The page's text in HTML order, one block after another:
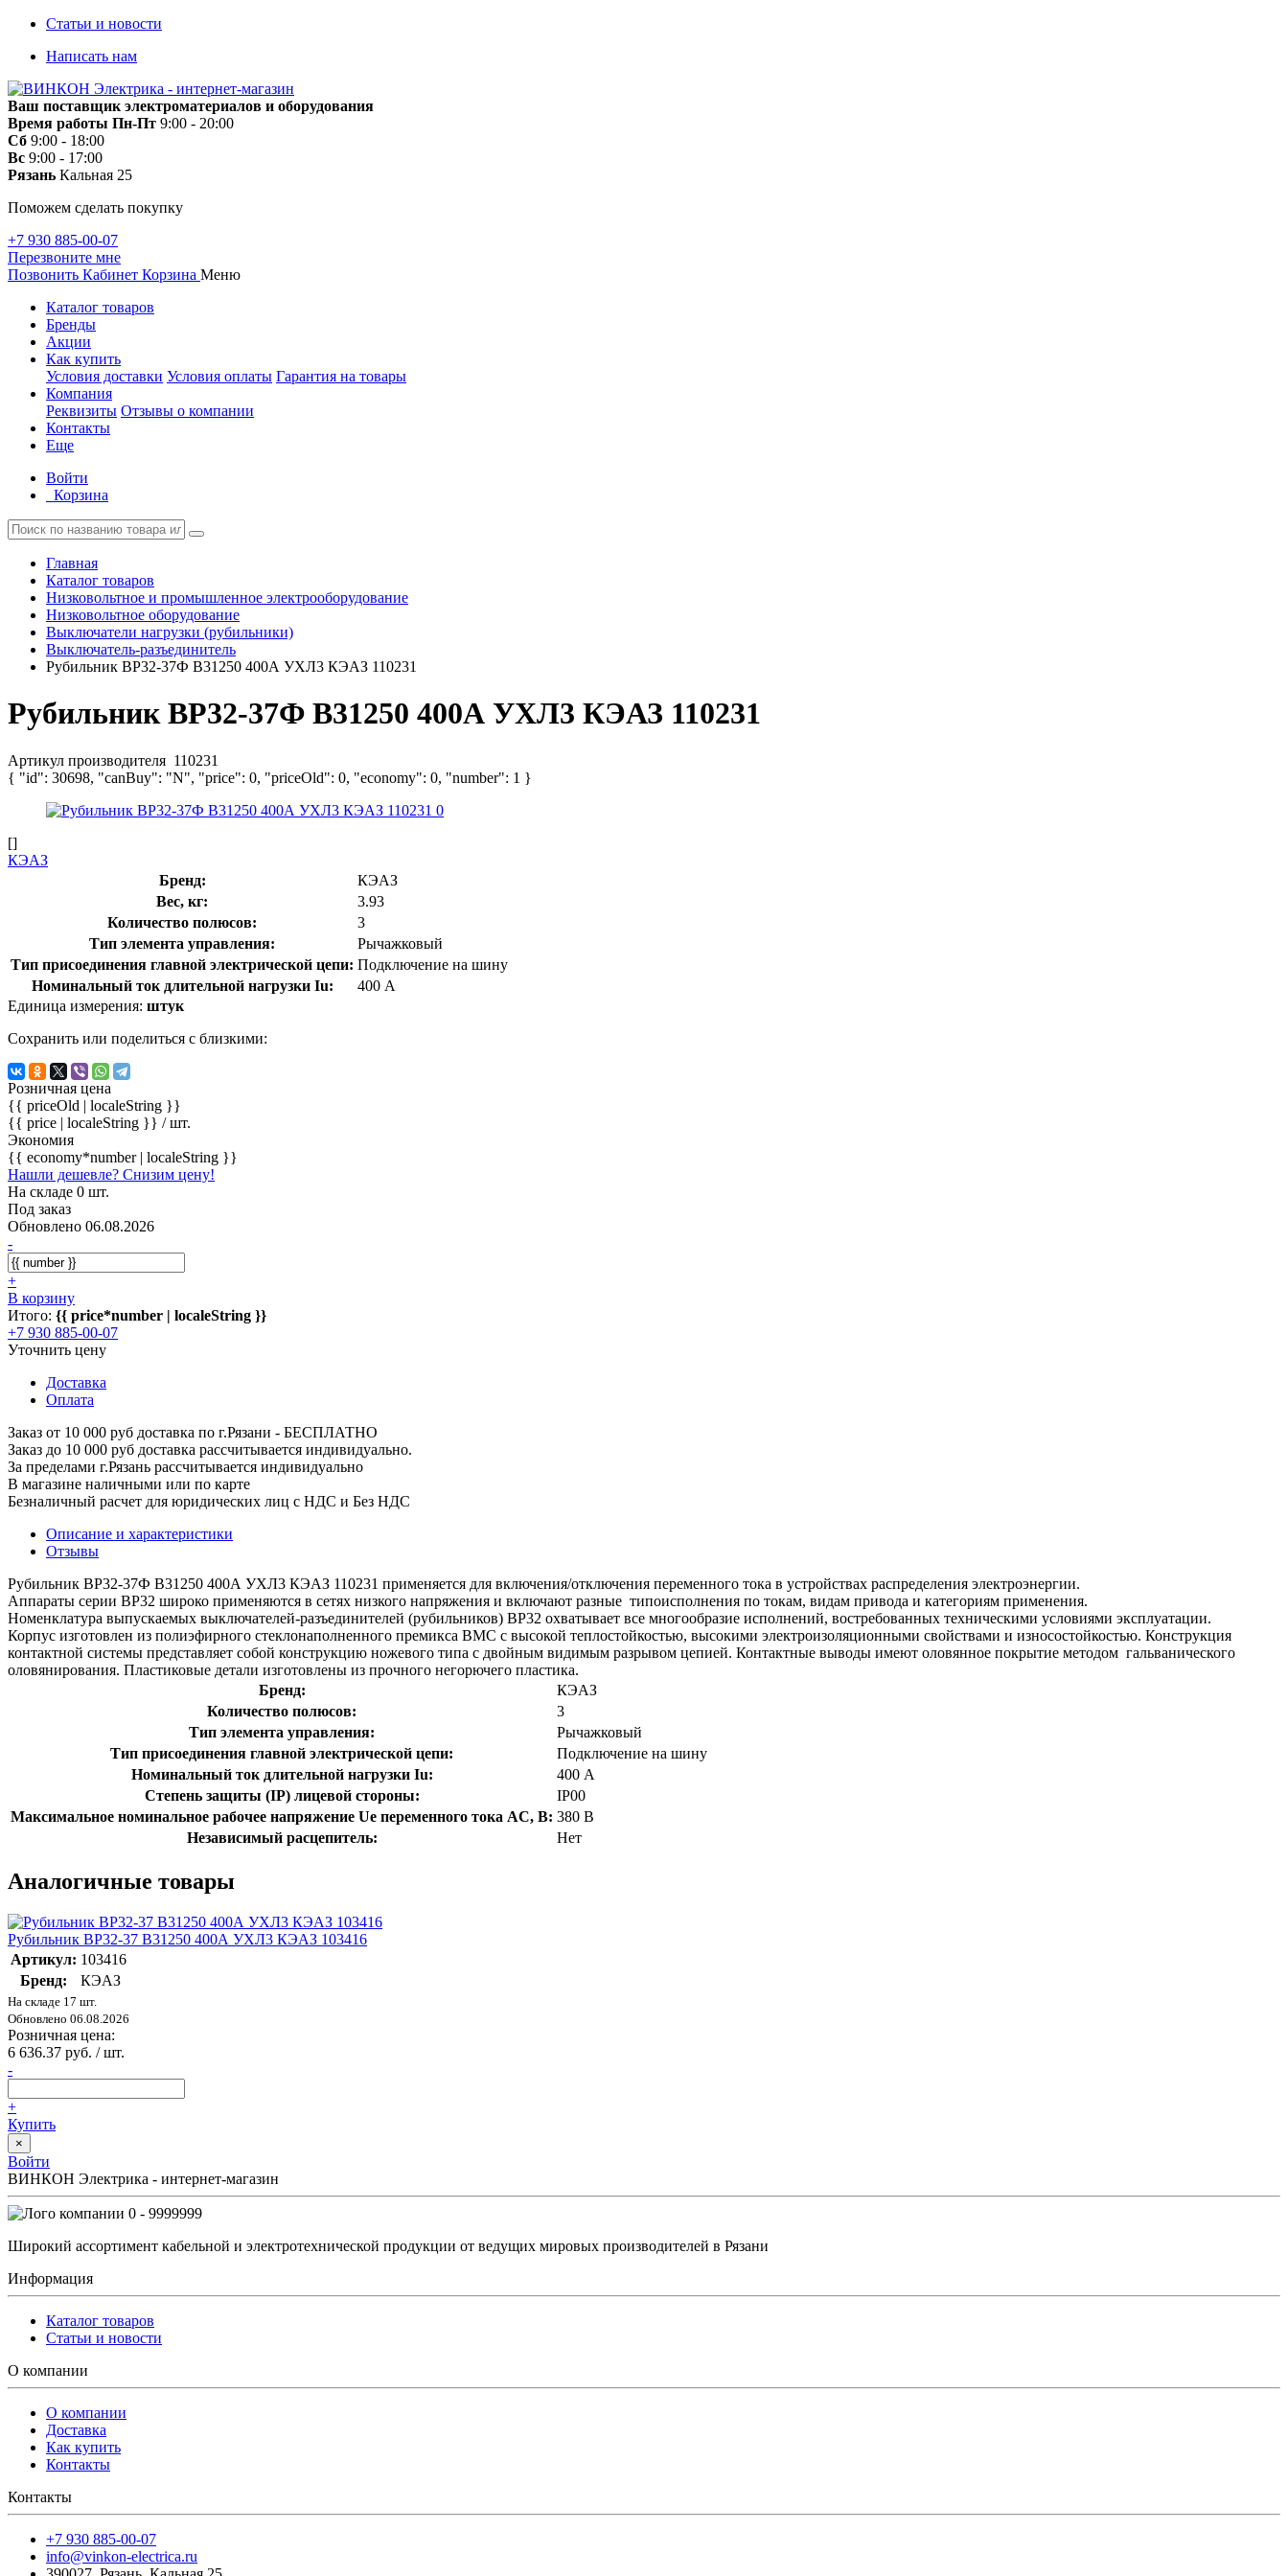
Статьи и новости
Написать нам
Ваш поставщик электроматериалов и оборудования
Время работы Пн-Пт 9:00 - 20:00
Сб 9:00 - 18:00
Вс 9:00 - 17:00
Рязань Кальная 25
Поможем сделать покупку
+7 930 885-00-07
Перезвоните мне
Позвонить Кабинет Корзина Меню
Каталог товаров
Бренды
Акции
Как купить
Условия доставки Условия оплаты Гарантия на товары
Компания
Реквизиты Отзывы о компании
Контакты
Еще
Войти
Корзина
Главная
Каталог товаров
Низковольтное и промышленное электрооборудование
Низковольтное оборудование
Выключатели нагрузки (рубильники)
Выключатель-разъединитель
Рубильник ВР32-37Ф В31250 400А УХЛ3 КЭАЗ 110231
Рубильник ВР32-37Ф В31250 400А УХЛ3 КЭАЗ 110231
Артикул производителя 110231
{ "id": 30698, "canBuy": "N", "price": 0, "priceOld": 0, "economy": 0, "number": 1 }
[]
КЭАЗ
Бренд:
КЭАЗ
Вес, кг:
3.93
Количество полюсов:
3
Тип элемента управления:
Рычажковый
Тип присоединения главной электрической цепи: Подключение на шину
Номинальный ток длительной нагрузки Iu:
400 А
Единица измерения: штук
Сохранить или поделиться с близкими:
Розничная цена
{{ priceOld | localeString }}
{{ price | localeString }} / шт.
Экономия
{{ economy*number | localeString }}
Нашли дешевле? Снизим цену!
На складе 0 шт.
Под заказ
Обновлено 06.08.2026
-
+
В корзину
Итого: {{ price*number | localeString }}
+7 930 885-00-07
Уточнить цену
Доставка
Оплата
Заказ от 10 000 руб доставка по г.Рязани - БЕСПЛАТНО
Заказ до 10 000 руб доставка рассчитывается индивидуально.
За пределами г.Рязань рассчитывается индивидуально
В магазине наличными или по карте
Безналичный расчет для юридических лиц с НДС и Без НДС
Описание и характеристики
Отзывы
Рубильник ВР32-37Ф В31250 400А УХЛ3 КЭАЗ 110231 применяется для включения/отключения переменного тока в устройствах распределения электроэнергии.
Аппараты серии ВР32 широко применяются в сетях низкого напряжения и включают разные типоисполнения по токам, видам привода и категориям применения.
Номенклатура выпускаемых выключателей-разъединителей (рубильников) ВР32 охватывает все многообразие исполнений, востребованных техническими условиями эксплуатации.
Корпус изготовлен из полиэфирного стеклонаполненного премикса ВМС с высокой теплостойкостью, высокими электроизоляционными свойствами и износостойкостью. Конструкция
контактной системы представляет собой конструкцию ножевого типа с двойным видимым разрывом цепией. Контактные выводы имеют оловянное покрытие методом гальванического
оловянирования. Пластиковые детали изготовлены из прочного негорючего пластика.
Бренд:
КЭАЗ
Количество полюсов:
3
Тип элемента управления:
Рычажковый
Тип присоединения главной электрической цепи:
Подключение на шину
Номинальный ток длительной нагрузки Iu:
400 А
Степень защиты (IP) лицевой стороны:
IP00
Максимальное номинальное рабочее напряжение Ue переменного тока AC, В: 380 В
Независимый расцепитель:
Нет
Аналогичные товары
Рубильник ВР32-37 В31250 400А УХЛ3 КЭАЗ 103416
Артикул: 103416
Бренд:
КЭАЗ
На складе 17 шт.
Обновлено 06.08.2026
Розничная цена:
6 636.37 руб. / шт.
-
+
Купить
×
Войти
ВИНКОН Электрика - интернет-магазин
0 - 9999999
Широкий ассортимент кабельной и электротехнической продукции от ведущих мировых производителей в Рязани
Информация
Каталог товаров
Статьи и новости
О компании
О компании
Доставка
Как купить
Контакты
Контакты
+7 930 885-00-07
info@vinkon-electrica.ru